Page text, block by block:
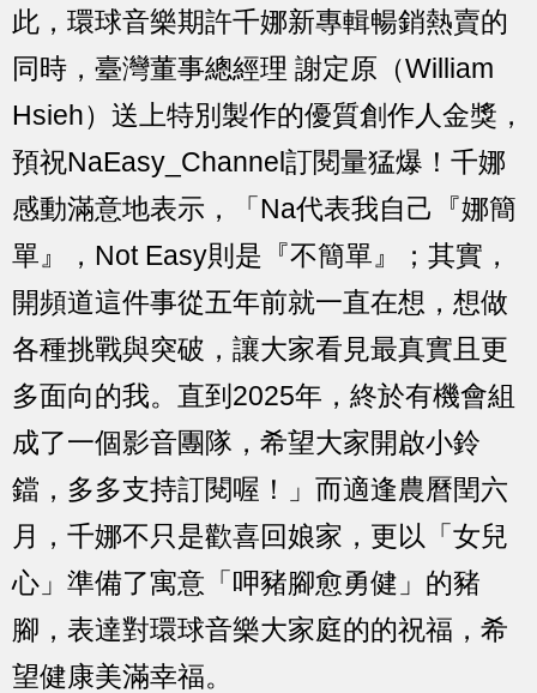
此，環球音樂期許千娜新專輯暢銷熱賣的
同時，臺灣董事總經理 謝定原（William
Hsieh）送上特別製作的優質創作人金獎，
預祝NaEasy_Channel訂閱量猛爆！千娜
感動滿意地表示，「Na代表我自己『娜簡
單』，Not Easy則是『不簡單』；其實，
開頻道這件事從五年前就一直在想，想做
各種挑戰與突破，讓大家看見最真實且更
多面向的我。直到2025年，終於有機會組
成了一個影音團隊，希望大家開啟小鈴
鐺，多多支持訂閱喔！」而適逢農曆閏六
月，千娜不只是歡喜回娘家，更以「女兒
心」準備了寓意「呷豬腳愈勇健」的豬
腳，表達對環球音樂大家庭的的祝福，希
望健康美滿幸福。